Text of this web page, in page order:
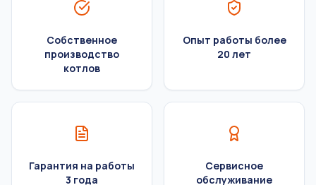
Собственное
производство
котлов
Опыт работы более
20 лет
Гарантия на работы
3 года
Сервисное
обслуживание